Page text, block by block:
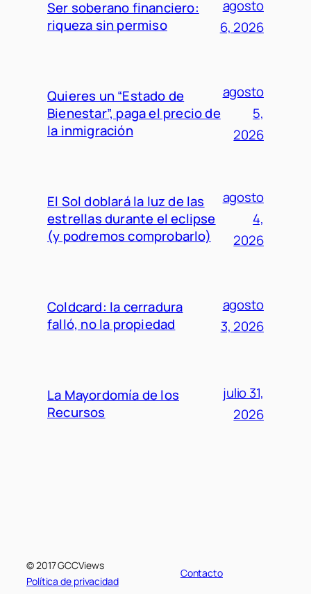
Ser soberano financiero:
riqueza sin permiso
agosto
6, 2026
Quieres un “Estado de
Bienestar”, paga el precio de
la inmigración
agosto
5,
2026
El Sol doblará la luz de las
estrellas durante el eclipse
(y podremos comprobarlo)
agosto
4,
2026
Coldcard: la cerradura
falló, no la propiedad
agosto
3, 2026
La Mayordomía de los
Recursos
julio 31,
2026
© 2017 GCCViews
Política de privacidad
Contacto